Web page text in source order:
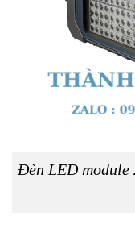
Đèn LED module